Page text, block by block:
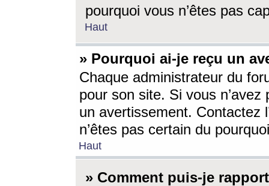
pourquoi vous n’êtes pas
Haut
» Pourquoi ai-je reçu un
Chaque administrateur du
pour son site. Si vous
un avertissement. Contactez
n’êtes pas certain du
Haut
» Comment puis-je